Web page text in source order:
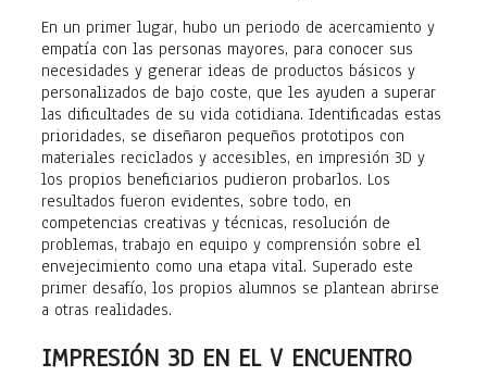
En un primer lugar, hubo un periodo de acercamiento y
empatía con las personas mayores, para conocer sus
necesidades y generar ideas de productos básicos y
personalizados de bajo coste, que les ayuden a superar
las dificultades de su vida cotidiana. Identificadas estas
prioridades, se diseñaron pequeños prototipos con
materiales reciclados y accesibles, en impresión 3D y
los propios beneficiarios pudieron probarlos. Los
resultados fueron evidentes, sobre todo, en
competencias creativas y técnicas, resolución de
problemas, trabajo en equipo y comprensión sobre el
envejecimiento como una etapa vital. Superado este
primer desafío, los propios alumnos se plantean abrirse
a otras realidades.
IMPRESIÓN 3D EN EL V ENCUENTRO